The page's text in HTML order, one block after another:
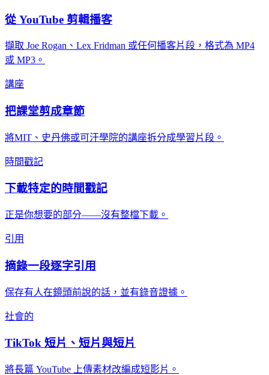
從 YouTube 剪輯播客
擷取 Joe Rogan、Lex Fridman 或任何播客片段，格式為 MP4
或 MP3。
講座
把課堂剪成章節
將MIT、史丹佛或可汗學院的講座拆分成學習片段。
時間戳記
下載特定的時間戳記
正是你想要的部分——沒有整檔下載。
引用
摘錄一段逐字引用
保存有人在鏡頭前說的話，並有錄音證據。
社會的
TikTok 短片、短片與短片
將長篇 YouTube 上傳素材改編成短影片。